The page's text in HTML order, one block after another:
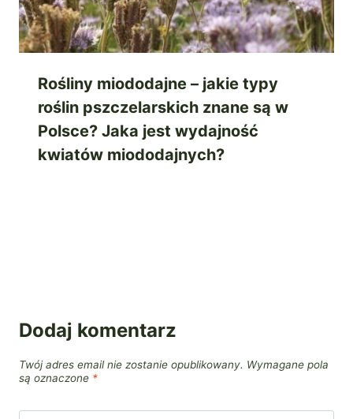
Rośliny miododajne – jakie typy
roślin pszczelarskich znane są w
Polsce? Jaka jest wydajność
kwiatów miododajnych?
Dodaj komentarz
Twój adres email nie zostanie opublikowany. Wymagane pola
są oznaczone *